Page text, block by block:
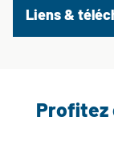
Liens &
Profitez